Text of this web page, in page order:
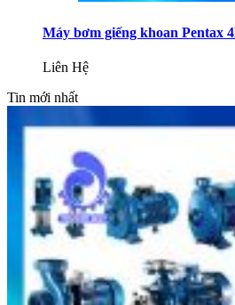
Máy bơm giếng khoan Pentax
Liên Hệ
Tin mới nhất